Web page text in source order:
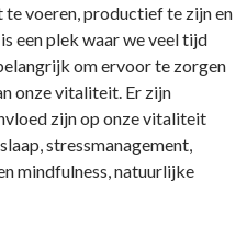
voeren, productief te zijn en
een plek waar we veel tijd
om ervoor te zorgen
onze vitaliteit. Er zijn
zijn op onze vitaliteit
stressmanagement,
mindfulness, natuurlijke